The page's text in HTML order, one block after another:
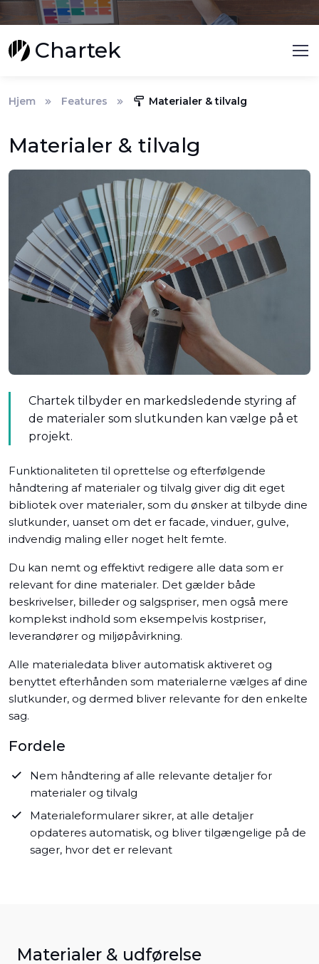
Chartek
Hjem Features Materialer & tilvalg
Materialer & tilvalg
Chartek tilbyder en markedsledende styring af
de materialer som slutkunden kan vælge på et
projekt.
Funktionaliteten til oprettelse og efterfølgende
håndtering af materialer og tilvalg giver dig dit eget
bibliotek over materialer, som du ønsker at tilbyde dine
slutkunder, uanset om det er facade, vinduer, gulve,
indvendig maling eller noget helt femte.
Du kan nemt og effektivt redigere alle data som er
relevant for dine materialer. Det gælder både
beskrivelser, billeder og salgspriser, men også mere
komplekst indhold som eksempelvis kostpriser,
leverandører og miljøpåvirkning.
Alle materialedata bliver automatisk aktiveret og
benyttet efterhånden som materialerne vælges af dine
slutkunder, og dermed bliver relevante for den enkelte
sag.
Fordele
Nem håndtering af alle relevante detaljer for
materialer og tilvalg
Materialeformularer sikrer, at alle detaljer
opdateres automatisk, og bliver tilgængelige på de
sager, hvor det er relevant
Materialer & udførelse